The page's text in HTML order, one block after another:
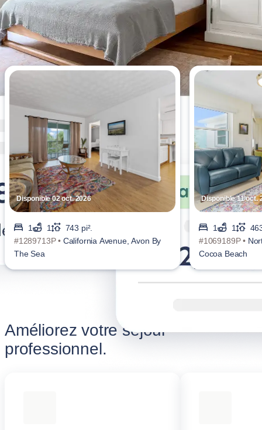
Appartements de 1 chambre les
plus consultés cette semaine.
Disponible 02 oct. 2026
1 1
743 pi².
#1289713P • California Avenue, Avon By
The Sea
Disponible 11 oct.
1 1
#1069189P •
Cocoa Beach
Améliorez votre séjour
professionnel.